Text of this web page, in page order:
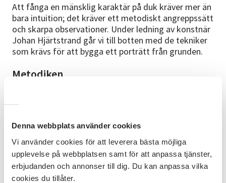
Denna webbplats använder cookies
Vi använder cookies för att leverera bästa möjliga
upplevelse på webbplatsen samt för att anpassa tjänster,
erbjudanden och annonser till dig. Du kan anpassa vilka
cookies du tillåter.
Att fånga en mänsklig karaktär på duk kräver mer än
bara intuition; det kräver ett metodiskt angreppssätt
och skarpa observationer. Under ledning av konstnär
Johan Hjärtstrand går vi till botten med de tekniker
som krävs för att bygga ett porträtt från grunden.
Metodiken
huvudet utifrån geometriska former och fastställda
mätpunkter, eliminerar vi de vanligaste felkällorna.
Detta är grundbulten – utan en korrekt upptecknad
bas faller hela kompositionen.
• Proportionslära: Mätning av ansiktets arkitektur